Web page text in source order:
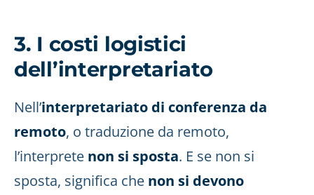
3. I costi logistici
dell’interpretariato
Nell’interpretariato di conferenza da
remoto, o traduzione da remoto,
l’interprete non si sposta. E se non si
sposta, significa che non si devono